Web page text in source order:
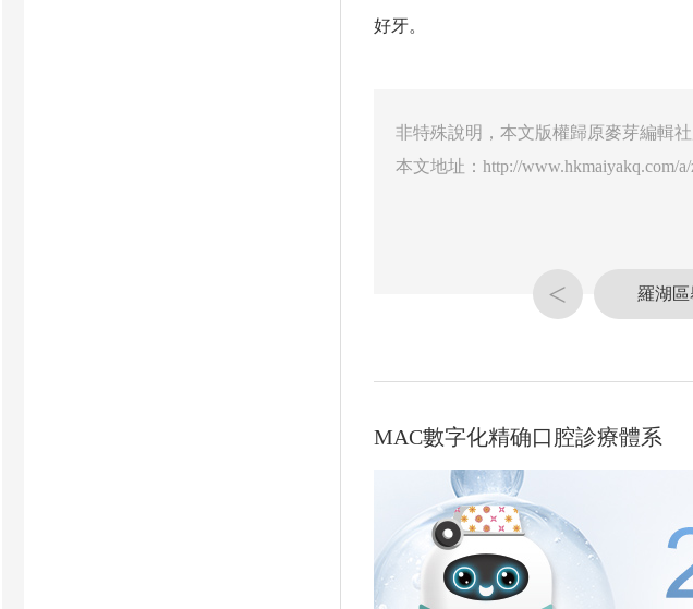
好牙。
非特殊說明，本文版權歸原麥芽編輯
本文地址： http://www.hkmaiyakq.com/
< 羅湖
MAC數字化精确口腔診療體系
•